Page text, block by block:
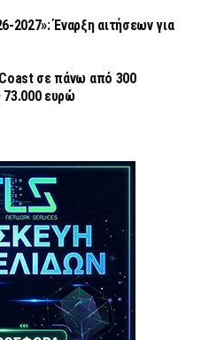
2027»: Έναρξη αιτήσεων για
σε πάνω από 300
73.000 ευρώ